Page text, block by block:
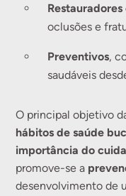
oclusões e
Preventivos,
saudáveis
O principal objetivo
hábitos de saúde
importância do
promove-se a
desenvolvimento de